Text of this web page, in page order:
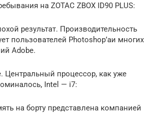
на ZOTAC ZBOX ID90 PLUS:
результат. Производительность
пользователей Photoshop’аи многих
Adobe.
процессор, как уже
Intel — i7:
на борту представлена компанией